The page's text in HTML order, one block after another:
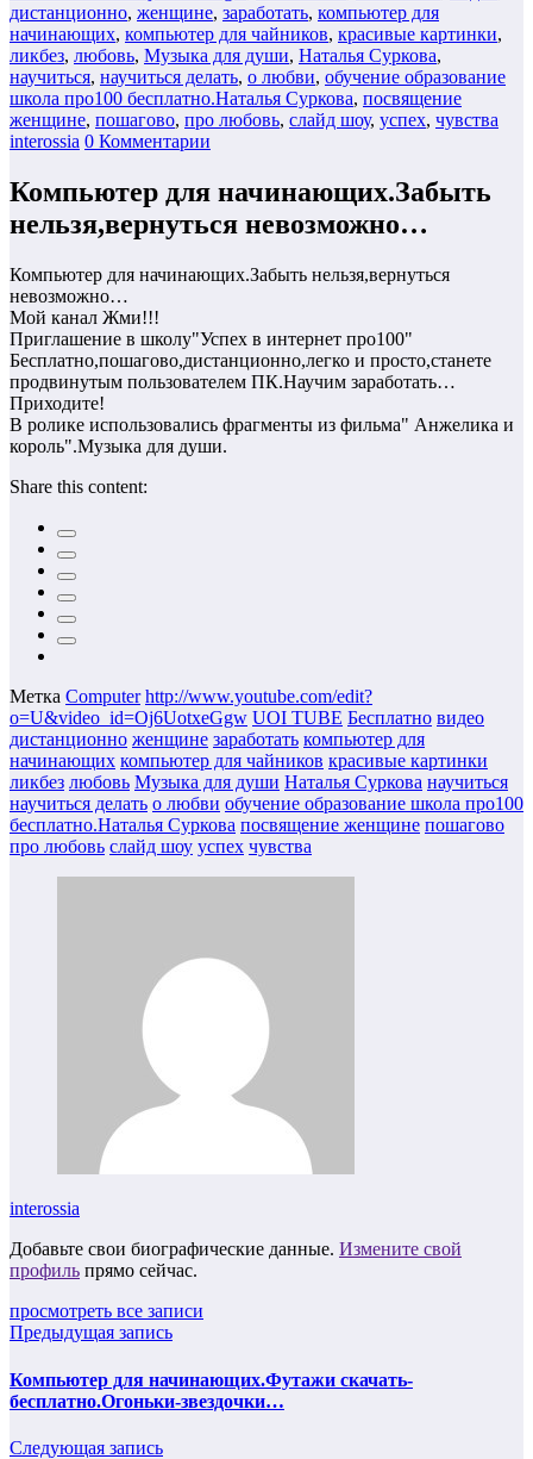
дистанционно, женщине, заработать, компьютер для
начинающих, компьютер для чайников, красивые картинки,
ликбез, любовь, Музыка для души, Наталья Суркова,
научиться, научиться делать, о любви, обучение образование
школа про100 бесплатно.Наталья Суркова, посвящение
женщине, пошагово, про любовь, слайд шоу, успех, чувства
interossia 0 Комментарии
Компьютер для начинающих.Забыть
нельзя,вернуться невозможно…
Компьютер для начинающих.Забыть нельзя,вернуться
невозможно…
Мой канал Жми!!!
Приглашение в школу"Успех в интернет про100"
Бесплатно,пошагово,дистанционно,легко и просто,станете
продвинутым пользователем ПК.Научим заработать…
Приходите!
В ролике использовались фрагменты из фильма" Анжелика и
король".Музыка для души.
Share this content:
Метка Computer http://www.youtube.com/edit?
o=U&video_id=Oj6UotxeGgw UOI TUBE Бесплатно видео
дистанционно женщине заработать компьютер для
начинающих компьютер для чайников красивые картинки
ликбез любовь Музыка для души Наталья Суркова научиться
научиться делать о любви обучение образование школа про100
бесплатно.Наталья Суркова посвящение женщине пошагово
про любовь слайд шоу успех чувства
interossia
Добавьте свои биографические данные. Измените свой
профиль прямо сейчас.
просмотреть все записи
Предыдущая запись
Компьютер для начинающих.Футажи скачать-
бесплатно.Огоньки-звездочки…
Следующая запись